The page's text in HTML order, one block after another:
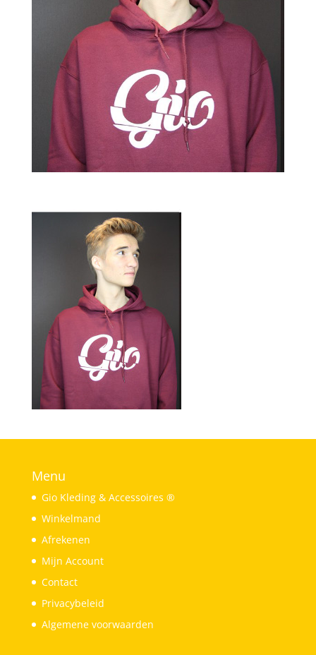
Menu
Gio Kleding & Accessoires ®
Winkelmand
Afrekenen
Mijn Account
Contact
Privacybeleid
Algemene voorwaarden